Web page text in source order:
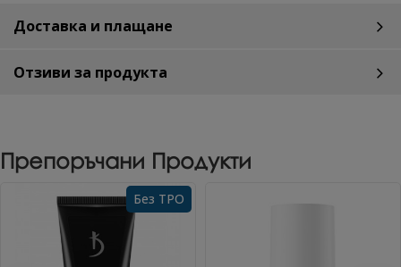
Доставка и плащане
Отзиви за продукта
Препоръчани Продукти
Без TPO